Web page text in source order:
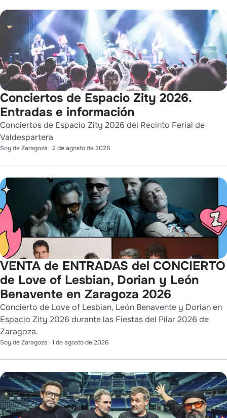
Conciertos de Espacio Zity 2026.
Entradas e información
Conciertos de Espacio Zity 2026 del Recinto Ferial de
Valdespartera
Soy de Zaragoza · 2 de agosto de 2026
VENTA de ENTRADAS del CONCIERTO
de Love of Lesbian, Dorian y León
Benavente en Zaragoza 2026
Concierto de Love of Lesbian, León Benavente y Dorian en
Espacio Zity 2026 durante las Fiestas del Pilar 2026 de
Zaragoza.
Soy de Zaragoza · 1 de agosto de 2026